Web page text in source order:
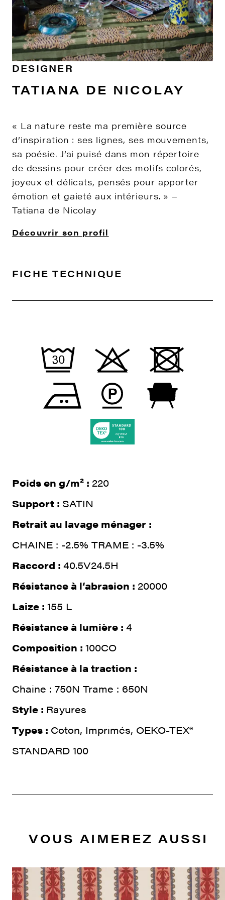
DESIGNER
TATIANA DE NICOLAY
« La nature reste ma première source
d’inspiration : ses lignes, ses mouvements,
sa poésie. J’ai puisé dans mon répertoire
de dessins pour créer des motifs colorés,
joyeux et délicats, pensés pour apporter
émotion et gaieté aux intérieurs. » –
Tatiana de Nicolay
Découvrir son profil
FICHE TECHNIQUE
Poids en g/m² : 220
Support : SATIN
Retrait au lavage ménager :
CHAINE : -2.5% TRAME : -3.5%
Raccord : 40.5V24.5H
Résistance à l‘abrasion : 20000
Laize : 155 L
Résistance à lumière : 4
Composition : 100CO
Résistance à la traction :
Chaine : 750N Trame : 650N
Style : Rayures
Types : Coton, Imprimés, OEKO-TEX®
STANDARD 100
VOUS AIMEREZ AUSSI